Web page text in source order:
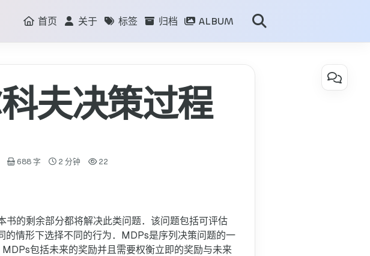
首页 关于 标签 归档 ALBUM
夫决策过程
688 字 2 分钟 22
的剩余部分都将解决此类问题．该问题包括可评估
情形下选择不同的行为．MDPs是序列决策问题的一
包括未来的奖励并且需要权衡立即的奖励与未来